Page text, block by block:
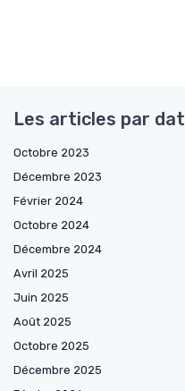
Les articles par
Octobre 2023
Décembre 2023
Février 2024
Octobre 2024
Décembre 2024
Avril 2025
Juin 2025
Août 2025
Octobre 2025
Décembre 2025